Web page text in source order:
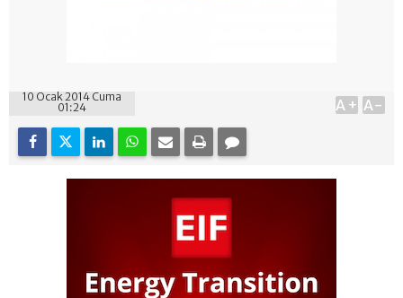
10 Ocak 2014 Cuma
01:24
A+ A-